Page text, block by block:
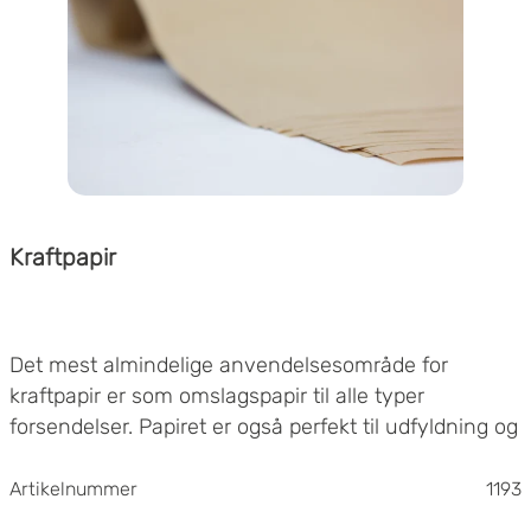
Kraftpapir
Det mest almindelige anvendelsesområde for
kraftpapir er som omslagspapir til alle typer
forsendelser. Papiret er også perfekt til udfyldning og
Vores kraftpapir på rulle er fremstillet af ren prima-
Artikelnummer 1193